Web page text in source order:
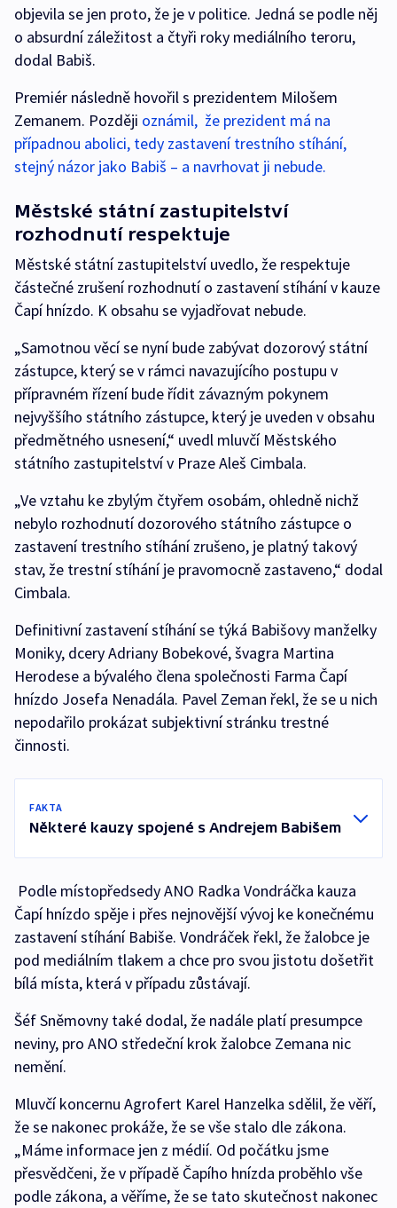
objevila se jen proto, že je v politice. Jedná se podle něj
o absurdní záležitost a čtyři roky mediálního teroru,
dodal Babiš.
Premiér následně hovořil s prezidentem Milošem
Zemanem. Později oznámil, že prezident má na
případnou abolici, tedy zastavení trestního stíhání,
stejný názor jako Babiš – a navrhovat ji nebude.
Městské státní zastupitelství
rozhodnutí respektuje
Městské státní zastupitelství uvedlo, že respektuje
částečné zrušení rozhodnutí o zastavení stíhání v kauze
Čapí hnízdo. K obsahu se vyjadřovat nebude.
„Samotnou věcí se nyní bude zabývat dozorový státní
zástupce, který se v rámci navazujícího postupu v
přípravném řízení bude řídit závazným pokynem
nejvyššího státního zástupce, který je uveden v obsahu
předmětného usnesení,“ uvedl mluvčí Městského
státního zastupitelství v Praze Aleš Cimbala.
„Ve vztahu ke zbylým čtyřem osobám, ohledně nichž
nebylo rozhodnutí dozorového státního zástupce o
zastavení trestního stíhání zrušeno, je platný takový
stav, že trestní stíhání je pravomocně zastaveno,“ dodal
Cimbala.
Definitivní zastavení stíhání se týká Babišovy manželky
Moniky, dcery Adriany Bobekové, švagra Martina
Herodese a bývalého člena společnosti Farma Čapí
hnízdo Josefa Nenadála. Pavel Zeman řekl, že se u nich
nepodařilo prokázat subjektivní stránku trestné
činnosti.
FAKTA
Některé kauzy spojené s Andrejem Babišem
Podle místopředsedy ANO Radka Vondráčka kauza
Čapí hnízdo spěje i přes nejnovější vývoj ke konečnému
zastavení stíhání Babiše. Vondráček řekl, že žalobce je
pod mediálním tlakem a chce pro svou jistotu došetřit
bílá místa, která v případu zůstávají.
Šéf Sněmovny také dodal, že nadále platí presumpce
neviny, pro ANO středeční krok žalobce Zemana nic
nemění.
Mluvčí koncernu Agrofert Karel Hanzelka sdělil, že věří,
že se nakonec prokáže, že se vše stalo dle zákona.
„Máme informace jen z médií. Od počátku jsme
přesvědčeni, že v případě Čapího hnízda proběhlo vše
podle zákona, a věříme, že se tato skutečnost nakonec